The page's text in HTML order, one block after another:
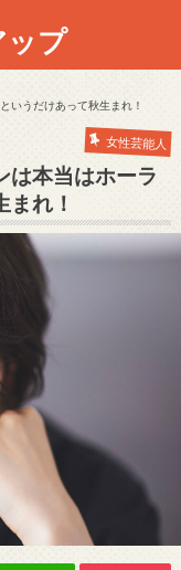
ップ
いうだけあって秋生まれ！
女性芸能人
は本当はホーラ
れ！